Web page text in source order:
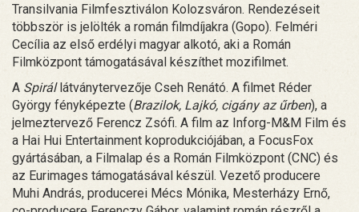
Transilvania Filmfesztiválon Kolozsváron. Rendezéseit
többször is jelölték a román filmdíjakra (Gopo). Felméri
Cecília az első erdélyi magyar alkotó, aki a Román
Filmközpont támogatásával készíthet mozifilmet.
A Spirállátványtervezője Cseh Renátó. A filmet Réder
György fényképezte (Brazilok, Lajkó, cigány az űrben), a
jelmeztervező Ferencz Zsófi. A film az Inforg-M&M Film és
a Hai Hui Entertainment koprodukciójában, a FocusFox
gyártásában, a Filmalap és a Román Filmközpont (CNC) és
az Eurimages támogatásával készül. Vezető producere
Muhi András, producerei Mécs Mónika, Mesterházy Ernő,